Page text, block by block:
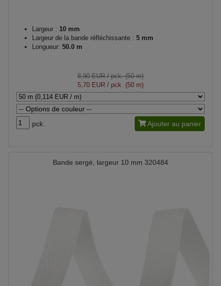
Largeur : 10 mm
Largeur de la bande réfléchissante : 5 mm
Longueur: 50.0 m
8,90 EUR/ pck. (50 m)
5,70 EUR / pck. (50 m)
pck. Ajouter au panier
Bande sergé, largeur 10 mm 320484